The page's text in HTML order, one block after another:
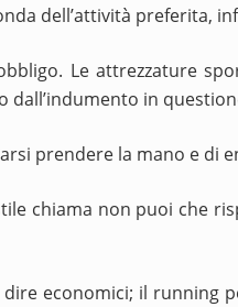
dell’attività preferita,
Le attrezzature
in
prendere la mano e
chiama non puoi che
economici; il running